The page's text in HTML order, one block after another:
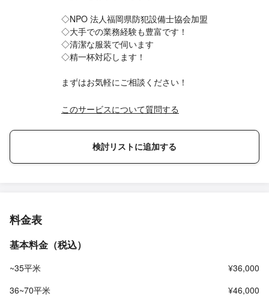
◇NPO 法人福岡県防犯設備士協会加盟
◇大手での業務経験も豊富です！
◇清潔な服装で伺います
◇精一杯対応します！
まずはお気軽にご相談ください！
このサービスについて質問する
検討リストに追加する
料金表
基本料金（税込）
~35平米
¥36,000
36~70平米
¥46,000